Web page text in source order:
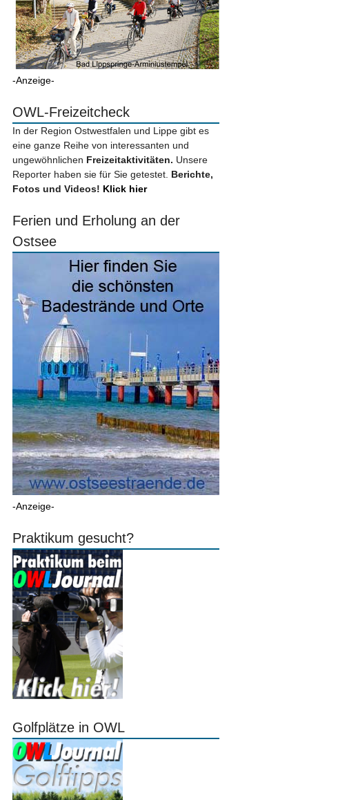
-Anzeige-
OWL-Freizeitcheck
In der Region Ostwestfalen und Lippe gibt es
eine ganze Reihe von interessanten und
ungewöhnlichen Freizeitaktivitäten. Unsere
Reporter haben sie für Sie getestet. Berichte,
Fotos und Videos! Klick hier
Ferien und Erholung an der
Ostsee
-Anzeige-
Praktikum gesucht?
Golfplätze in OWL